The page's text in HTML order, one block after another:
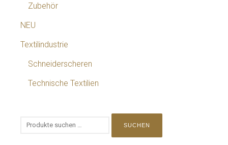
Zubehör
NEU
Textilindustrie
Schneiderscheren
Technische Textilien
SUCHEN